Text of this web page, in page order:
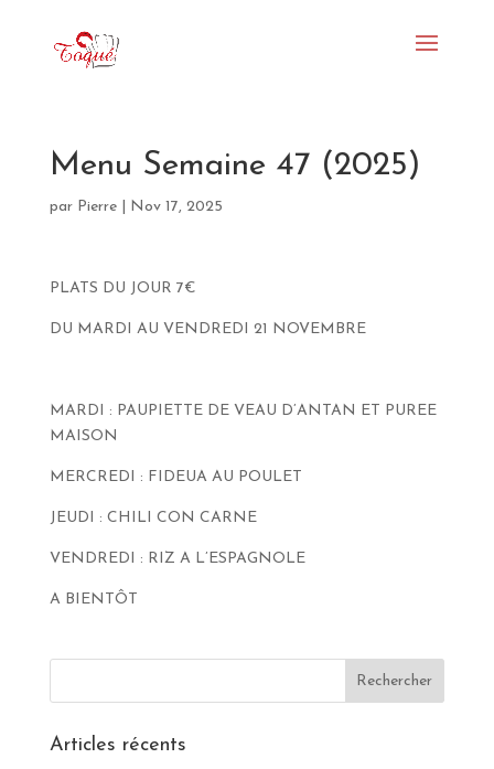
Menu Semaine 47 (2025)
par Pierre| Nov 17, 2025
PLATS DU JOUR 7€
DU MARDI AU VENDREDI 21 NOVEMBRE
MARDI : PAUPIETTE DE VEAU D’ANTAN ET PUREE
MAISON
MERCREDI : FIDEUA AU POULET
JEUDI : CHILI CON CARNE
VENDREDI : RIZ A L’ESPAGNOLE
A BIENTÔT
Articles récents